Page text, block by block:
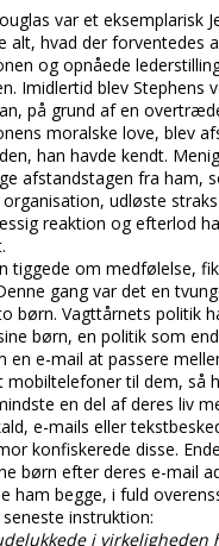
var et eksemplarisk
alt, hvad der forventedes
og opnåede
Imidlertid blev Stephens
på grund af en
moralske love, blev
han havde kendt.
afstandstagen fra ham,
udløste
reaktion og efterlod
tiggede om medfølelse,
gang var det en
børn. Vagttårnets politik
børn, en politik som
en e-mail at passere
mobiltelefoner til dem, så
en del af deres liv
e-mails eller
konfiskerede disse.
børn efter deres e-mail
ham begge, i fuld
instruktion:
i virkeligheden